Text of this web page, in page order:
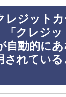
レジットカ
「クレジ
自動的に
されてい